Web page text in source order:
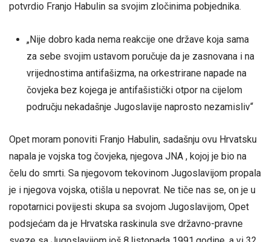
potvrdio Franjo Habulin sa svojim zločinima pobjednika.
„Nije dobro kada nema reakcije one države koja sama
za sebe svojim ustavom poručuje da je zasnovana i na
vrijednostima antifašizma, na orkestrirane napade na
čovjeka bez kojega je antifašistički otpor na cijelom
području nekadašnje Jugoslavije naprosto nezamisliv“
Opet moram ponoviti Franjo Habulin, sadašnju ovu Hrvatsku
napala je vojska tog čovjeka, njegova JNA , kojoj je bio na
čelu do smrti. Sa njegovom tekovinom Jugoslavijom propala
je i njegova vojska, otišla u nepovrat. Ne tiče nas se, on je u
ropotarnici povijesti skupa sa svojom Jugoslavijom, Opet
podsjećam da je Hrvatska raskinula sve državno-pravne